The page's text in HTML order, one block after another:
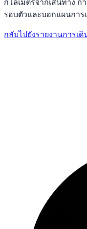
รอบตัวและบอกแผนกา
กลับไปยังรายงานการเดิ